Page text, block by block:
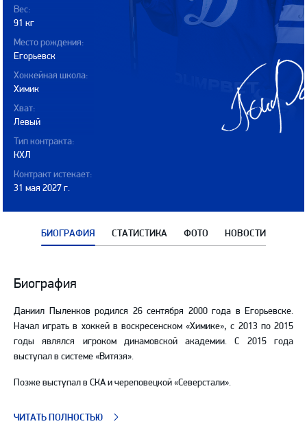
Вес:
91 кг
Место рождения:
Егорьевск
Хоккейная школа:
Химик
Хват:
Левый
Тип контракта:
КХЛ
Контракт истекает:
31 мая 2027 г.
БИОГРАФИЯ СТАТИСТИКА ФОТО НОВОСТИ
Биография
Биография
Даниил Пыленков родился 26 сентября 2000 года в Егорьевске.
Начал играть в хоккей в воскресенском «Химике», с 2013 по 2015
годы являлся игроком динамовской академии. С 2015 года
выступал в системе «Витязя».
Позже выступал в СКА и череповецкой «Северстали».
ЧИТАТЬ ПОЛНОСТЬЮ